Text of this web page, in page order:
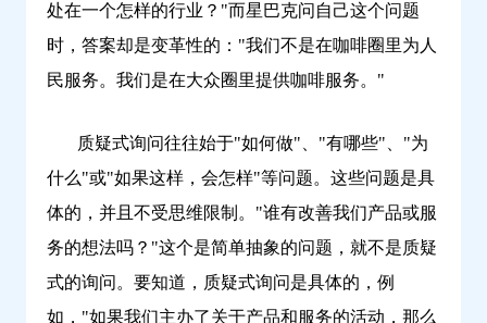
处在一个怎样的行业？"而星巴克问自己这个问题
时，答案却是变革性的："我们不是在咖啡圈里为人
民服务。我们是在大众圈里提供咖啡服务。"
质疑式询问往往始于"如何做"、"有哪些"、"为
什么"或"如果这样，会怎样"等问题。这些问题是具
体的，并且不受思维限制。"谁有改善我们产品或服
务的想法吗？"这个是简单抽象的问题，就不是质疑
式的询问。要知道，质疑式询问是具体的，例
如，"如果我们主办了关于产品和服务的活动，那么